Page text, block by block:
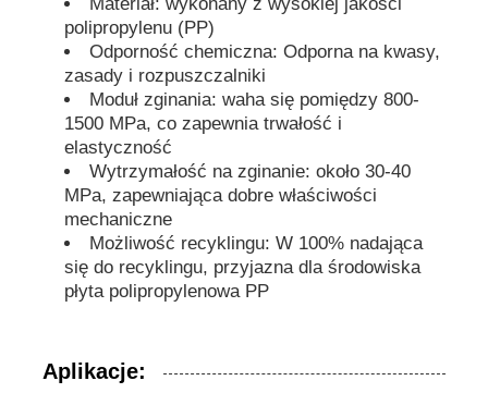
Rury PP
łączniki rurowe z polipropylenu
polipropylenu (PP)
Odporność chemiczna: Odporna na kwasy,
zasady i rozpuszczalniki
Moduł zginania: waha się pomiędzy 800-
1500 MPa, co zapewnia trwałość i
elastyczność
Wytrzymałość na zginanie: około 30-40
MPa, zapewniająca dobre właściwości
mechaniczne
Możliwość recyklingu: W 100% nadająca
się do recyklingu, przyjazna dla środowiska
płyta polipropylenowa PP
Aplikacje: